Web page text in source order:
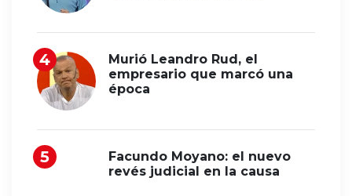
Murió Leandro Rud, el
empresario que marcó una
época
Facundo Moyano: el nuevo
revés judicial en la causa